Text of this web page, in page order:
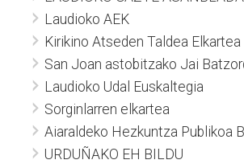
Laudioko AEK
Kirikino Atseden Taldea Elkartea
San Joan astobitzako Jai
Laudioko Udal Euskaltegia
Sorginlarren elkartea
Aiaraldeko Hezkuntza Publikoa
URDUÑAKO EH BILDU